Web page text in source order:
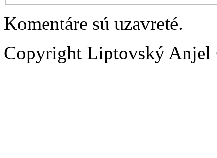
Komentáre sú uzavreté.
Copyright Liptovský Anjel